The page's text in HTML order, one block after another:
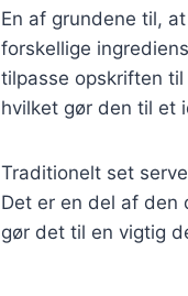
En af grundene til,
forskellige
tilpasse opskriften
hvilket gør den til et
Traditionelt set
Det er en del af
gør det til en vigtig